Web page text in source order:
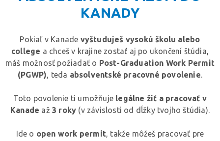
KANADY
Pokiaľ v Kanade vyštuduješ vysokú školu alebo
college a chceš v krajine zostať aj po ukončení štúdia,
máš možnosť požiadať o Post-Graduation Work Permit
(PGWP), teda absolventské pracovné povolenie.
Toto povolenie ti umožňuje legálne žiť a pracovať v
Kanade až 3 roky (v závislosti od dĺžky tvojho štúdia).
Ide o open work permit, takže môžeš pracovať pre